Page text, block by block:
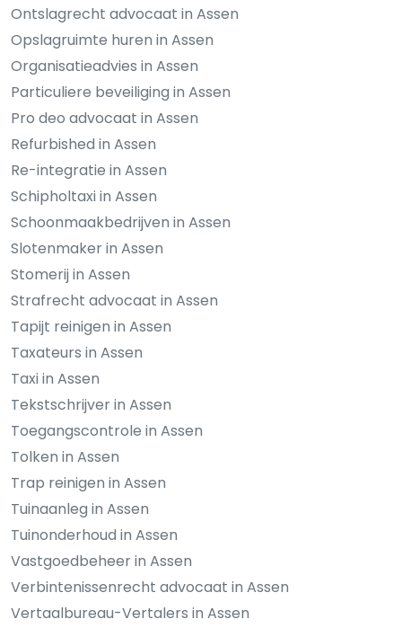
Ontslagrecht advocaat in Assen
Opslagruimte huren in Assen
Organisatieadvies in Assen
Particuliere beveiliging in Assen
Pro deo advocaat in Assen
Refurbished in Assen
Re-integratie in Assen
Schipholtaxi in Assen
Schoonmaakbedrijven in Assen
Slotenmaker in Assen
Stomerij in Assen
Strafrecht advocaat in Assen
Tapijt reinigen in Assen
Taxateurs in Assen
Taxi in Assen
Tekstschrijver in Assen
Toegangscontrole in Assen
Tolken in Assen
Trap reinigen in Assen
Tuinaanleg in Assen
Tuinonderhoud in Assen
Vastgoedbeheer in Assen
Verbintenissenrecht advocaat in Assen
Vertaalbureau-Vertalers in Assen